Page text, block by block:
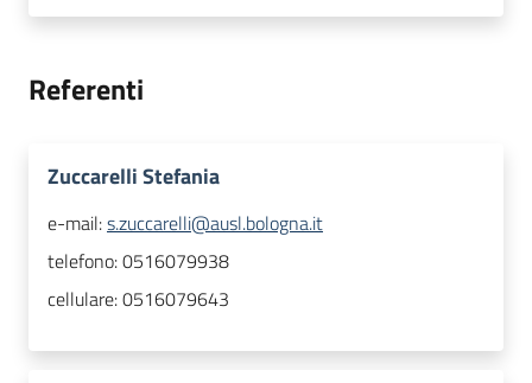
Referenti
Zuccarelli Stefania
e-mail:s.zuccarelli@ausl.bologna.it
telefono:0516079938
cellulare:0516079643